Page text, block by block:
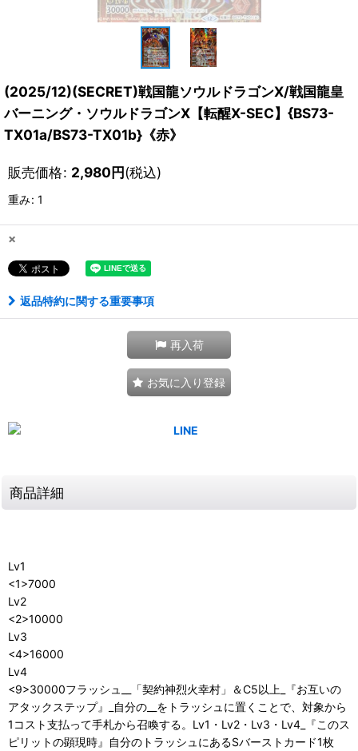
(2025/12)(SECRET)戦国龍ソウルドラゴンX/戦国龍皇
バーニング・ソウルドラゴンX【転醒X-SEC】{BS73-
TX01a/BS73-TX01b}《赤》
販売価格: 2,980円(税込)
重み: 1
×
返品特約に関する重要事項
再入荷
お気に入り登録
商品詳細
Lv1
<1>7000
Lv2
<2>10000
Lv3
<4>16000
Lv4
<9>30000フラッシュ__「契約神烈火幸村」＆C5以上_『お互いの
アタックステップ』_自分の__をトラッシュに置くことで、対象から
1コスト支払って手札から召喚する。Lv1・Lv2・Lv3・Lv4_『このス
ピリットの顕現時』自分のトラッシュにあるSバーストカード1枚